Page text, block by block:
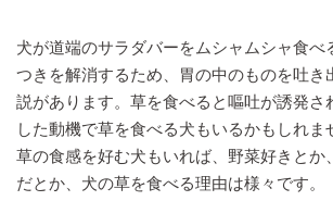
犬が道端のサラダバーをムシャムシャ食べ
つきを解消するため、胃の中のものを吐き
説があります。草を食べると嘔吐が誘発さ
した動機で草を食べる犬もいるかもしれま
草の食感を好む犬もいれば、野菜好きとか
だとか、犬の草を食べる理由は様々です。